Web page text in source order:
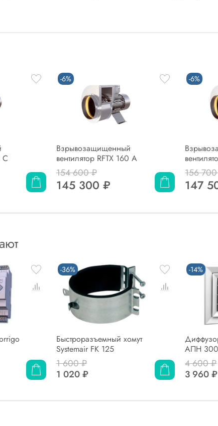
C
-6%
Взрывозащищенный
вентилятор RFTX 160 A
154 600 ₽
145 300 ₽
-6%
156
147
-36%
Быстроразъемный хомут
Systemair FK 125
1 600 ₽
1 020 ₽
-14%
АПН
4 600 ₽
3 960 ₽